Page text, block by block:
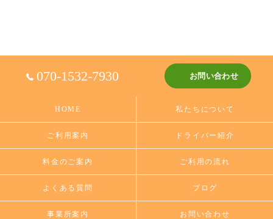
070-1532-7930 お問い合わせ
HOME 私たちについて
ご利用案内 ドライバー紹介
料金のご案内 ご利用の流れ
よくある質問 ブログ
事業所案内 お問い合わせ